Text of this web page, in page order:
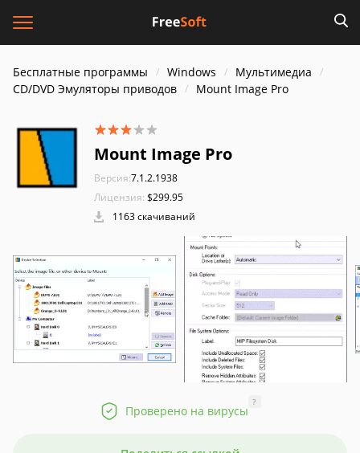
Бесплатные программы Windows
Мультимедиа
CD/DVD Эмуляторы приводов
Mount Image Pro
Mount Image Pro
Версия:7.1.2.1938
Лицензия: $299.95
1163 скачиваний
Проверено на вирусы
?